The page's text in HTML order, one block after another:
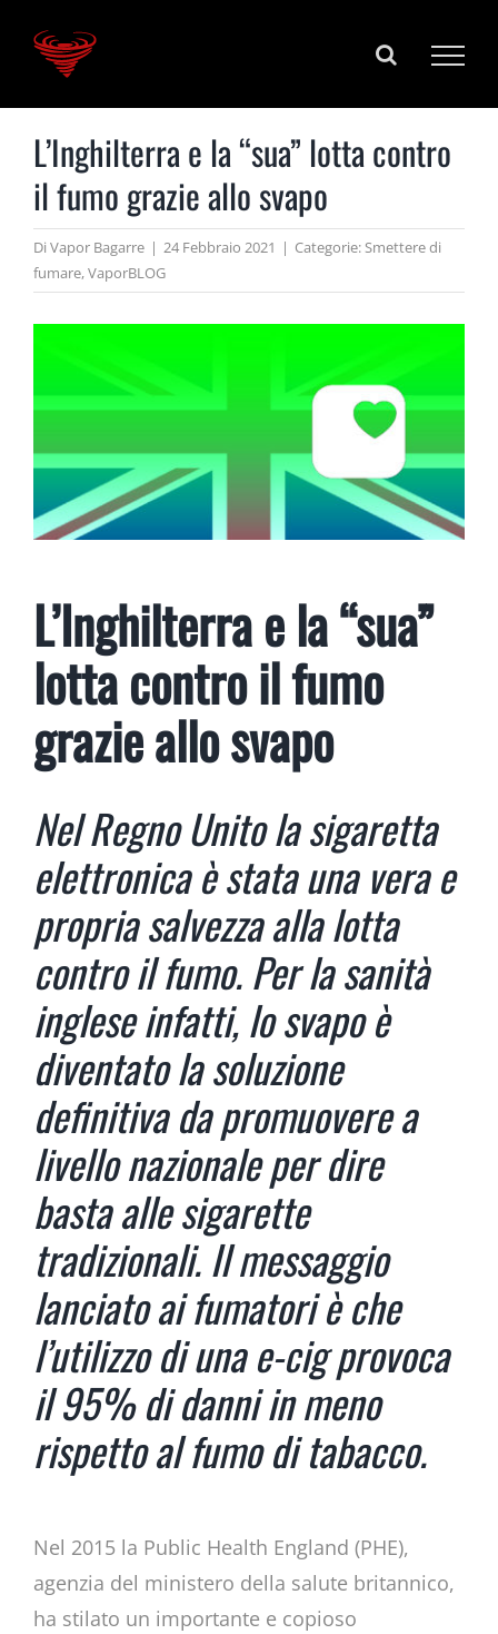
L’Inghilterra e la “sua” lotta contro
il fumo grazie allo svapo
Di Vapor Bagarre | 24 Febbraio 2021 | Categorie:Smettere di
fumare,VaporBLOG
L’Inghilterra e la “sua”
lotta contro il fumo
grazie allo svapo
Nel Regno Unito la sigaretta
elettronica è stata una vera e
propria salvezza alla lotta
contro il fumo. Per la sanità
inglese infatti, lo svapo è
diventato la soluzione
definitiva da promuovere a
livello nazionale per dire
basta alle sigarette
tradizionali. Il messaggio
lanciato ai fumatori è che
l’utilizzo di una e-cig provoca
il 95% di danni in meno
rispetto al fumo di tabacco.
Nel 2015 la Public Health England (PHE),
agenzia del ministero della salute britannico,
ha stilato un importante e copioso